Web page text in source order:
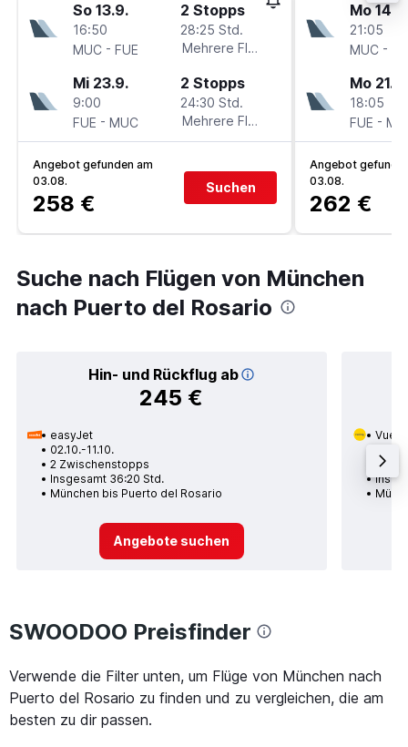
So 13.9.
16:50
MUC - FUE
2 Stopps
28:25 Std.
Mehrere Fluglinien
Mi 23.9.
9:00
FUE - MUC
2 Stopps
24:30 Std.
Mehrere Fluglinien
Angebot gefunden am
03.08.
258 €
Suchen
Mo 14.9.
21:05
MUC -
Mo 21.9.
18:05
FUE -
Angebot
03.08.
262 €
Suche nach Flügen von München
nach Puerto del Rosario
Hin- und Rückflug ab
245 €
easyJet
02.10.-11.10.
2 Zwischenstopps
Insgesamt 36:20 Std.
München bis Puerto del Rosario
Angebote suchen
1
SWOODOO Preisfinder
Verwende die Filter unten, um Flüge von München nach
Puerto del Rosario zu finden und zu vergleichen, die am
besten zu dir passen.